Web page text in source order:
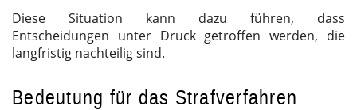
Diese Situation kann dazu führen, dass
Entscheidungen unter Druck getroffen werden, die
langfristig nachteilig sind.
Bedeutung für das Strafverfahren